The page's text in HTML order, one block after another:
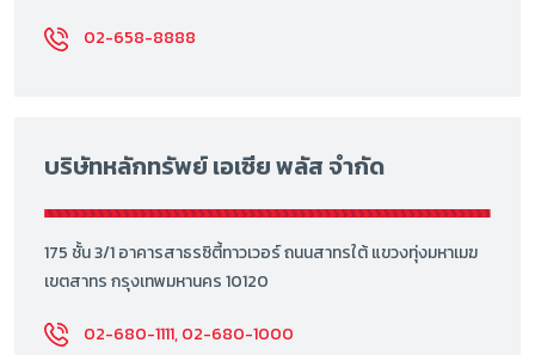
02-658-8888
บริษัทหลักทรัพย์ เอเซีย พลัส จำกัด
175 ชั้น 3/1 อาคารสาธรซิตี้ทาวเวอร์ ถนนสาทรใต้ แขวงทุ่งมหาเมฆ
เขตสาทร กรุงเทพมหานคร 10120
02-680-1111, 02-680-1000